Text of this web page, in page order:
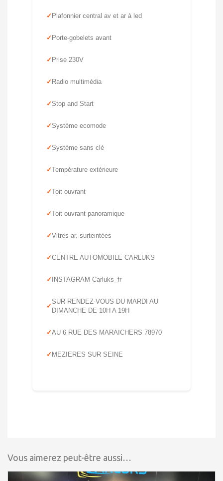
Plafonnier central av et ar à led
Porte-gobelets avant
Prise 230V
Radio multimédia
Stop and Start
Système ecomode
Système sans clé
Température extérieure
Toit ouvrant
Toit ouvrant panoramique
Vitres ar. surteintées
CENTRE AUTOMOBILE CARLUKS
INSTAGRAM Carluks_fr
SUR RENDEZ-VOUS DU MARDI AU
DIMANCHE DE 10H A 19H
AU 6 RUE DES MARAICHERS 78970
MEZIERES SUR SEINE
Vous aimerez peut-être aussi…